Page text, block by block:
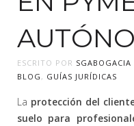
ESCRITO POR SGABOGACIA
BLOG , GUÍAS JURÍDICAS
La protección del
suelo para